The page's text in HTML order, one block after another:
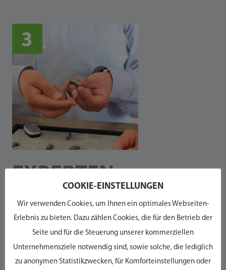
EXPERTEN­
BERATUNG
Auf Basis der Ergebnisse empfehlen wir Ihnen Ihr optimales
Hörsystem. Dabei haben Sie die Wahl zwischen
verschiedenen Preisstufen und Modellen.
COOKIE-EINSTELLUNGEN
Wir verwenden Cookies, um Ihnen ein optimales Webseiten-
Erlebnis zu bieten. Dazu zählen Cookies, die für den Betrieb der
Seite und für die Steuerung unserer kommerziellen
Unternehmensziele notwendig sind, sowie solche, die lediglich
zu anonymen Statistikzwecken, für Komforteinstellungen oder